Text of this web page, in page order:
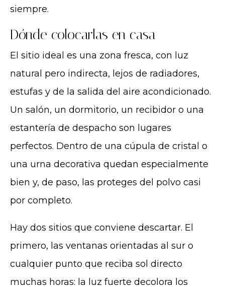
siempre.
Dónde colocarlas en casa
El sitio ideal es una zona fresca, con luz
natural pero indirecta, lejos de radiadores,
estufas y de la salida del aire acondicionado.
Un salón, un dormitorio, un recibidor o una
estantería de despacho son lugares
perfectos. Dentro de una cúpula de cristal o
una urna decorativa quedan especialmente
bien y, de paso, las proteges del polvo casi
por completo.
Hay dos sitios que conviene descartar. El
primero, las ventanas orientadas al sur o
cualquier punto que reciba sol directo
muchas horas: la luz fuerte decolora los